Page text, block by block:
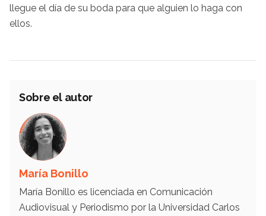
llegue el día de su boda para que alguien lo haga con
ellos.
Sobre el autor
María Bonillo
María Bonillo es licenciada en Comunicación
Audiovisual y Periodismo por la Universidad Carlos